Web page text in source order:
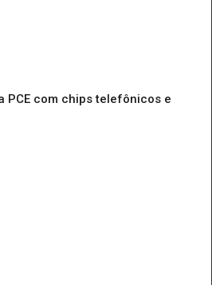
PCE com chips telefônicos e